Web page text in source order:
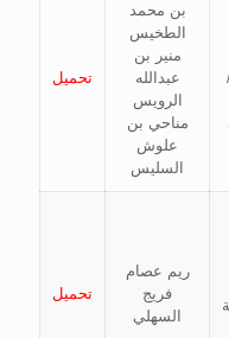
بن محمد
الطخيس
منير بن
عبدالله
الرويس
مناحي بن
علوش
السليس
تحميل
ريم عصام
فريج
السهلي
تحميل